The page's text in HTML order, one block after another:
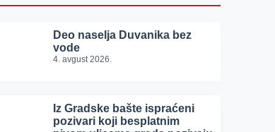
Deo naselja Duvanika bez
vode
4. avgust 2026.
Iz Gradske bašte ispraćeni
pozivari koji besplatnim